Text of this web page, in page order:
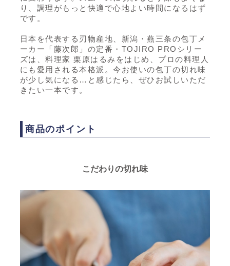
り、調理がもっと快適で心地よい時間になるはず
です。
日本を代表する刃物産地、新潟・燕三条の包丁メ
ーカー「藤次郎」の定番・TOJIRO PROシリー
ズは、料理家 栗原はるみをはじめ、プロの料理人
にも愛用される本格派。今お使いの包丁の切れ味
が少し気になる…と感じたら、ぜひお試しいただ
きたい一本です。
商品のポイント
こだわりの切れ味